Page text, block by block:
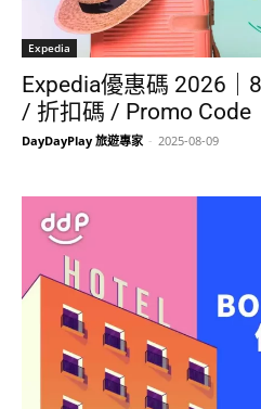
Expedia
Expedia優惠碼 2026｜
/ 折扣碼 / Promo Code
DayDayPlay 旅遊專家 - 2025-08-09